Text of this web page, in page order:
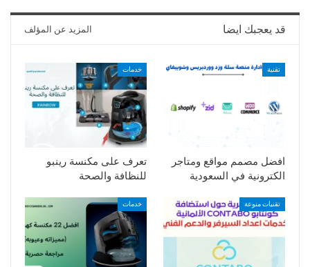
قد يعجبك ايضا المزيد عن المؤلف
تقنية
افضل مصمم مواقع ومتاجر
الكترونية في السعودية
خدمات
تعرف على مكنسة رينبو
للنظافة والصحة
تقنيات منوعة خدمات